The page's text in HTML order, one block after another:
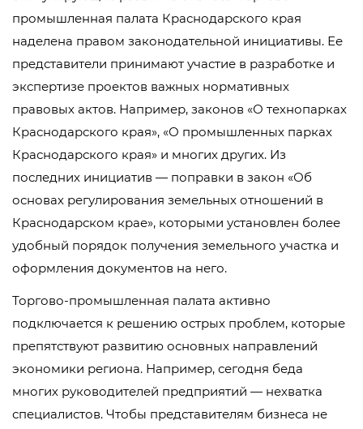
промышленная палата Краснодарского края
наделена правом законодательной инициативы. Ее
представители принимают участие в разработке и
экспертизе проектов важных нормативных
правовых актов. Например, законов «О технопарках
Краснодарского края», «О промышленных парках
Краснодарского края» и многих других. Из
последних инициатив — поправки в закон «Об
основах регулирования земельных отношений в
Краснодарском крае», которыми установлен более
удобный порядок получения земельного участка и
оформления документов на него.
Торгово-промышленная палата активно
подключается к решению острых проблем, которые
препятствуют развитию основных направлений
экономики региона. Например, сегодня беда
многих руководителей предприятий — нехватка
специалистов. Чтобы представителям бизнеса не